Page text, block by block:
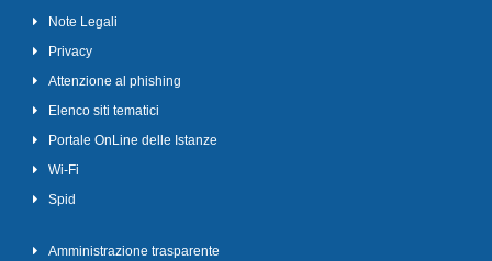
Note Legali
Privacy
Attenzione al phishing
Elenco siti tematici
Portale OnLine delle Istanze
Wi-Fi
Spid
Amministrazione trasparente